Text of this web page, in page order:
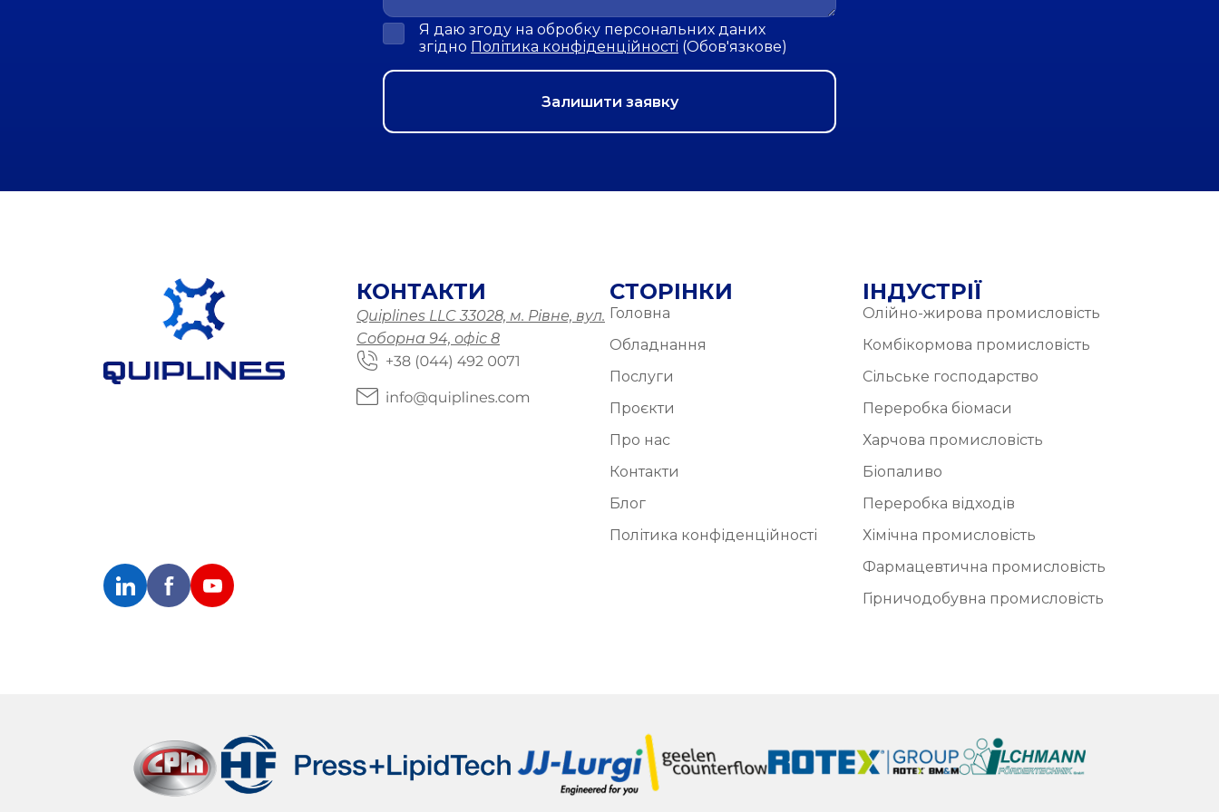
Я даю згоду на обробку персональних даних
згідно Політика конфіденційності (Обов'язкове)
КОНТАКТИ
Quiplines LLC 33028, м. Рівне, вул.
Соборна 94, офіс 8
СТОРІНКИ
Головна
Обладнання
Послуги
Проєкти
Про нас
Контакти
Блог
Політика конфіденційності
ІНДУСТРІЇ
Олійно-жирова промисловість
Комбікормова промисловість
Сільське господарство
Переробка біомаси
Харчова промисловість
Біопаливо
Переробка відходів
Хімічна промисловість
Фармацевтична промисловість
Гірничодобувна промисловість